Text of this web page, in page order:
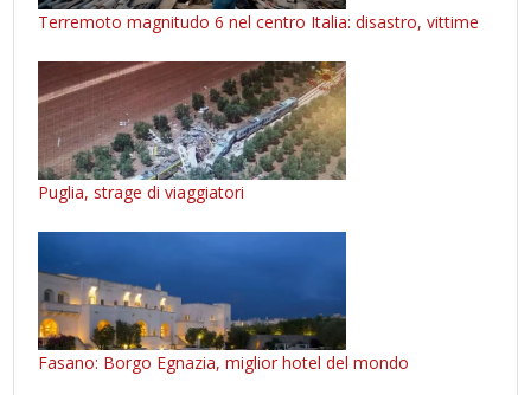
Terremoto magnitudo 6 nel centro Italia: disastro, vittime
Puglia, strage di viaggiatori
Fasano: Borgo Egnazia, miglior hotel del mondo